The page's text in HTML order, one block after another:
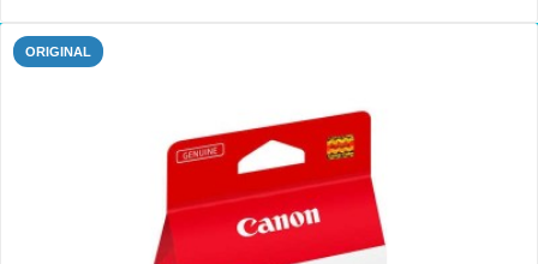
ORIGINAL